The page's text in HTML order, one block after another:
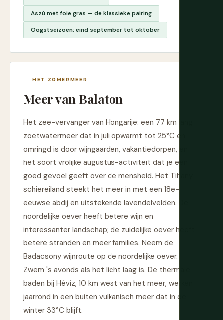
Aszú met foie gras — de klassieke pairing
Oogstseizoen: eind september tot oktober
HET ZOMERMEER
Meer van Balaton
Het zee-vervanger van Hongarije: een 77 km lang
zoetwatermeer dat in juli opwarmt tot 25°C en
omringd is door wijngaarden, vakantiedorpen, en
het soort vrolijke augustus-activiteit dat je een
goed gevoel geeft over de mensheid. Het Tihany-
schiereiland steekt het meer in met een 18e-
eeuwse abdij en uitstekende lavendelvelden. De
noordelijke oever heeft betere wijn en
interessanter landschap; de zuidelijke oever heeft
betere stranden en meer families. Neem de
Badacsony wijnroute op de noordelijke oever.
Zwem 's avonds als het licht laag is. De thermale
baden bij Hévíz, 10 km west van het meer, werken
jaarrond in een buiten vulkanisch meer dat in de
winter 33°C blijft.